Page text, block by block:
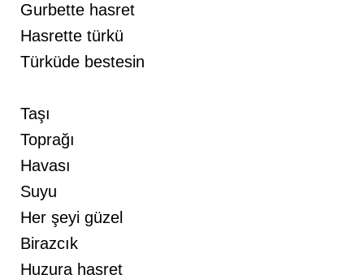
Gurbette hasret
Hasrette türkü
Türküde bestesin
Taşı
Toprağı
Havası
Suyu
Her şeyi güzel
Birazcık
Huzura hasret